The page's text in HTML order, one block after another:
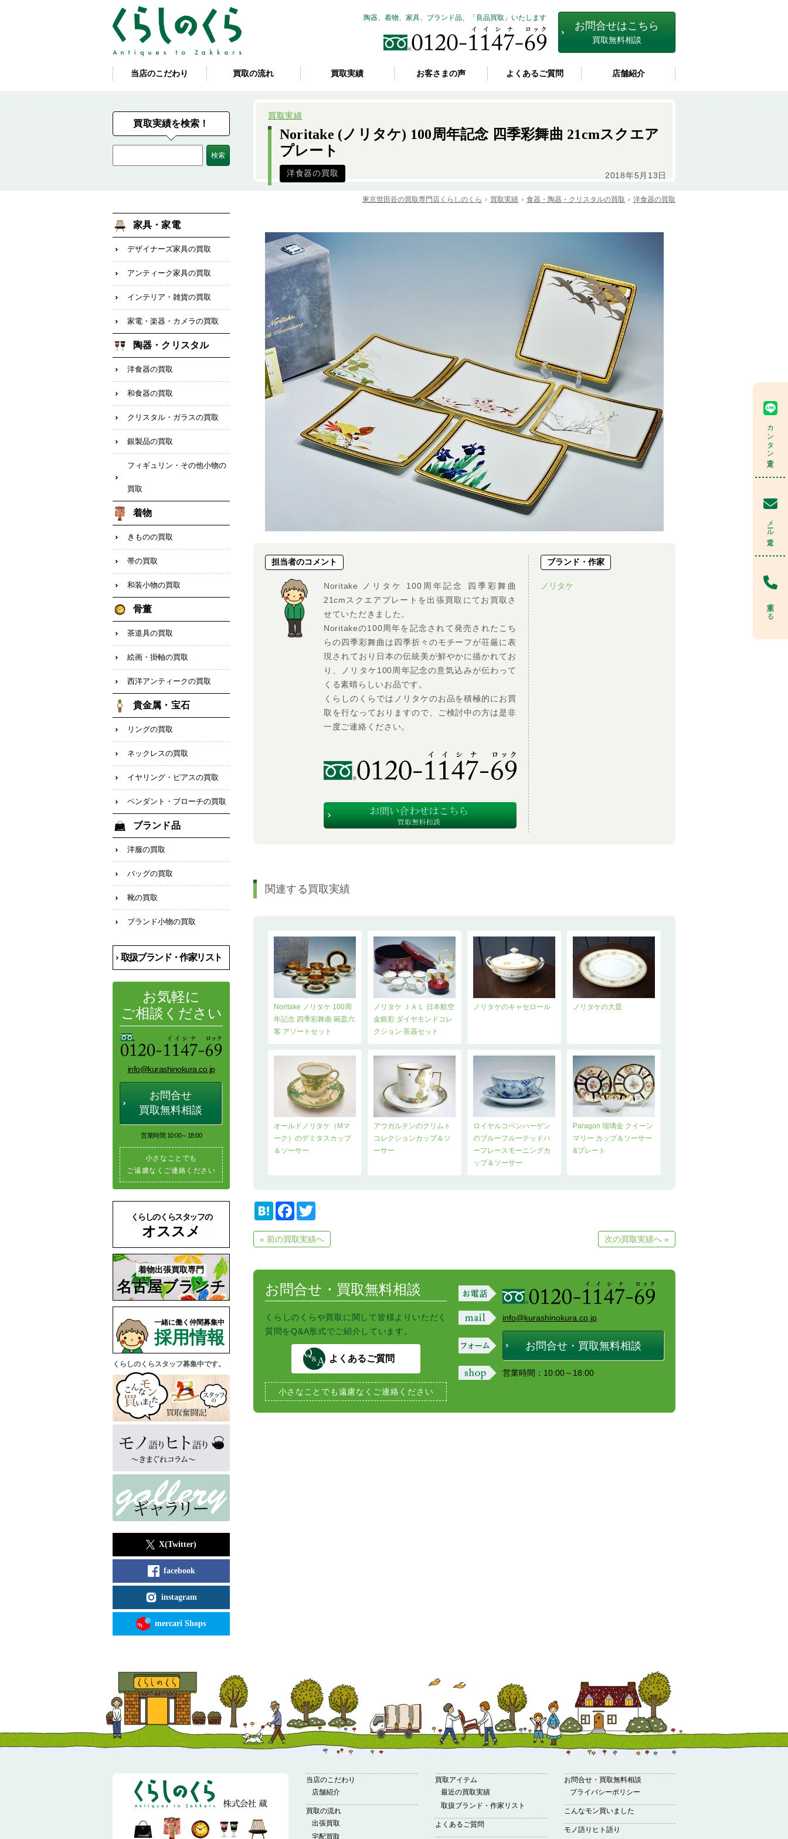
お問合せはこちら
買取無料相談
陶器、着物、家具、ブランド品、「良品買取」いたします
当店のこだわり 買取の流れ 買取実績 お客さまの声 よくあるご質問 店舗紹介
カンタン査定
メール査定
電話する
買取実績
Noritake (ノリタケ) 100周年記念 四季彩舞曲 21cmスクエア
プレート
洋食器の買取 2018年5月13日
東京世田谷の買取専門店くらしのくら 買取実績 食器・陶器・クリスタルの買取 洋食器の買取
ブランド・作家
ノリタケ
担当者のコメント
Noritake ノリタケ 100周年記念 四季彩舞曲
21cmスクエアプレートを出張買取にてお買取さ
せていただきました。
Noritakeの100周年を記念されて発売されたこち
らの四季彩舞曲は四季折々のモチーフが荘厳に表
現されており日本の伝統美が鮮やかに描かれてお
り、ノリタケ100周年記念の意気込みが伝わって
くる素晴らしいお品です。
くらしのくらではノリタケのお品を積極的にお買
取を行なっておりますので、ご検討中の方は是非
一度ご連絡ください。
関連する買取実績
Noritake ノリタケ 100周
年記念 四季彩舞曲 碗皿六
客 アソートセット
ノリタケ ＪＡＬ 日本航空
金銀彩 ダイヤモンドコレ
クション 茶器セット
ノリタケのキャセロール ノリタケの大皿
オールドノリタケ（Mマ
ーク）のデミタスカップ
＆ソーサー
アウガルテンのクリムト
コレクションカップ＆ソ
ーサー
ロイヤルコペンハーゲン
のブルーフルーテッドハ
ーフレースモーニングカ
ップ＆ソーサー
Paragon 瑠璃金 クイーン
マリー カップ＆ソーサー
&プレート
H
e
n
F
e
b
k
t
t
« 前の買取実績へ 次の買取実績へ »
お問合せ・買取無料相談
くらしのくらや買取に関して皆様よりいただく
質問をQ&A形式でご紹介しています。
よくあるご質問
小さなことでも遠慮なくご連絡ください
info@kurashinokura.co.jp
お問合せ・買取無料相談
営業時間：10:00～18:00
買取実績を検索！
家具・家電
デザイナーズ家具の買取
アンティーク家具の買取
インテリア・雑貨の買取
家電・楽器・カメラの買取
陶器・クリスタル
洋食器の買取
和食器の買取
クリスタル・ガラスの買取
銀製品の買取
フィギュリン・その他小物の
買取
着物
きものの買取
帯の買取
和装小物の買取
骨董
茶道具の買取
絵画・掛軸の買取
西洋アンティークの買取
貴金属・宝石
リングの買取
ネックレスの買取
イヤリング・ピアスの買取
ペンダント・ブローチの買取
ブランド品
洋服の買取
バッグの買取
靴の買取
ブランド小物の買取
取扱ブランド・作家リスト
お気軽に
ご相談ください
info@kurashinokura.co.jp
お問合せ
買取無料相談
営業時間 10:00～18:00
小さなことでも
ご遠慮なくご連絡ください
くらしのくらスタッフの
オススメ
着物出張買取専門
名古屋ブランチ
一緒に働く仲間募集中
採用情報
くらしのくらスタッフ募集中です。
X(Twitter)
facebook
instagram
mercari Shops
当店のこだわり
店舗紹介
買取の流れ
出張買取
宅配買取
買取アイテム
最近の買取実績
取扱ブランド・作家リスト
よくあるご質問
お問合せ・買取無料相談
プライバシーポリシー
こんなモン買いました
モノ語りヒト語り